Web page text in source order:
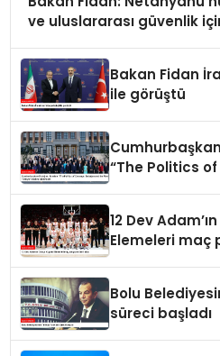
ve uluslararası güvenlik
Bakan Fidan
ile görüştü
“The Politics
12 Dev
Elemeleri maç
Bolu
süreci başladı